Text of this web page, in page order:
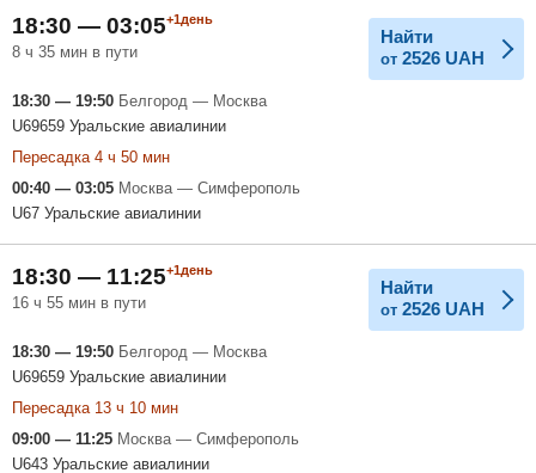
18:30 — 03:05+1день
8 ч 35 мин в пути
Найти
от 2526 UAH
18:30 — 19:50 Белгород — Москва
U69659 Уральские авиалинии
Пересадка 4 ч 50 мин
00:40 — 03:05 Москва — Симферополь
U67 Уральские авиалинии
18:30 — 11:25+1день
16 ч 55 мин в пути
Найти
от 2526 UAH
18:30 — 19:50 Белгород — Москва
U69659 Уральские авиалинии
Пересадка 13 ч 10 мин
09:00 — 11:25 Москва — Симферополь
U643 Уральские авиалинии